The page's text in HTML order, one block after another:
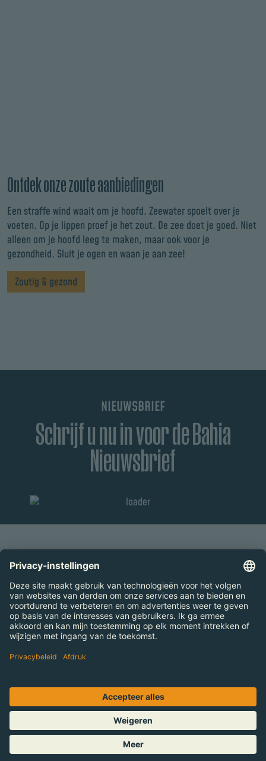
Ontdek onze zoute aanbiedingen
Een straffe wind waait om je hoofd. Zeewater spoelt over je
voeten. Op je lippen proef je het zout. De zee doet je goed. Niet
alleen om je hoofd leeg te maken, maar ook voor je
gezondheid. Sluit je ogen en waan je aan zee!
Zoutig & gezond
NIEUWSBRIEF
Schrijf u nu in voor de Bahia
Nieuwsbrief
NAAR BOVEN
Prijzen
Openingstijden
Barrierefreiheitserklärung
Imprint
Privacyverklaring